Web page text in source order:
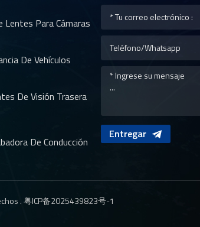
Lentes Para Cámaras
De Vehículos
De Visión Trasera
De Conducción
Entregar
.粤ICP备2025439823号-1